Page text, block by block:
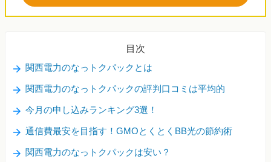
目次
関西電力のなっトクパックとは
関西電力のなっトクパックの評判口コミは平均的
今月の申し込みランキング3選！
通信費最安を目指す！GMOとくとくBB光の節約術
関西電力のなっトクパックは安い？